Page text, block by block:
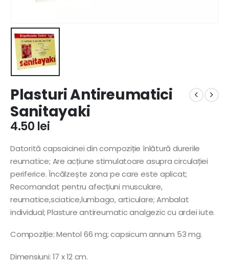
Plasturi Antireumatici
Sanitayaki
4.50 lei
Datorită capsaicinei din compoziție înlătură durerile
reumatice; Are acțiune stimulatoare asupra circulației
periferice. Încălzește zona pe care este aplicat;
Recomandat pentru afecțiuni musculare,
reumatice,sciatice,lumbago, articulare; Ambalat
individual; Plasture antireumatic analgezic cu ardei iute.
Compoziție: Mentol 66 mg; capsicum annum 53 mg.
Dimensiuni: 17 x 12 cm.